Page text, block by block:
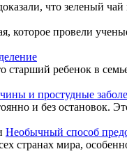
которое провели
старший ребенок в
и простудные
и без остановок.
Необычный способ
странах мира,